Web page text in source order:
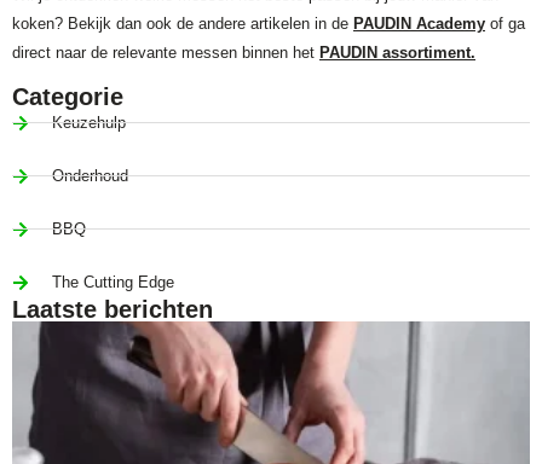
koken? Bekijk dan ook de andere artikelen in de PAUDIN Academy of ga
direct naar de relevante messen binnen het PAUDIN assortiment.
Categorie
Keuzehulp
Onderhoud
BBQ
The Cutting Edge
Laatste berichten